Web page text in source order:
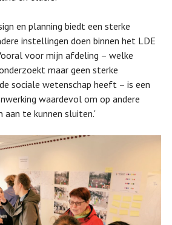
en planning biedt een sterke
instellingen doen binnen het LDE
voor mijn afdeling – welke
maar geen sterke
sociale wetenschap heeft – is een
waardevol om op andere
aan te kunnen sluiten.'